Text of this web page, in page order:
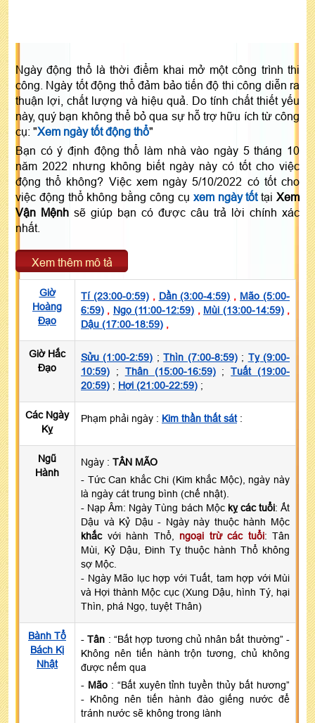
Ngày động thổ là thời điểm khai mở một công trình thi
công. Ngày tốt động thổ đảm bảo tiến độ thi công diễn ra
thuận lợi, chất lượng và hiệu quả. Do tính chất thiết yếu
này, quý bạn không thể bỏ qua sự hỗ trợ hữu ích từ công
cụ: "Xem ngày tốt động thổ"
Bạn có ý định động thổ làm nhà vào ngày 5 tháng 10
năm 2022 nhưng không biết ngày này có tốt cho việc
động thổ không? Việc xem ngày 5/10/2022 có tốt cho
việc động thổ không bằng công cụ xem ngày tốttạiXem
Vận Mệnh sẽ giúp bạn có được câu trả lời chính xác
nhất.
Xem thêm mô tả
Giờ
Hoàng
Đạo
Tí (23:00-0:59), Dần (3:00-4:59) , Mão (5:00-
6:59) , Ngọ (11:00-12:59) , Mùi (13:00-14:59),
Dậu (17:00-18:59) ,
Giờ Hắc
Đạo
Sửu (1:00-2:59) ;Thìn (7:00-8:59); Tỵ (9:00-
10:59) ; Thân (15:00-16:59);Tuất (19:00-
20:59) ; Hợi (21:00-22:59) ;
Các Ngày
Kỵ
Phạm phải ngày : Kim thần thất sát:
Ngũ
Hành
Ngày : TÂN MÃO
- Tức Can khắc Chi (Kim khắc Mộc), ngày này
là ngày cát trung bình (chế nhật).
- Nạp Âm: Ngày Tùng bách Mộc kỵ các tuổi: Ất
Dậu và Kỷ Dậu - Ngày này thuộc hành Mộc
khắcvới hành Thổ, ngoại trừ các tuổi: Tân
Mùi, Kỷ Dậu, Đinh Tỵ thuộc hành Thổ không
sợ Mộc.
- Ngày Mão lục hợp với Tuất, tam hợp với Mùi
và Hợi thành Mộc cục (Xung Dậu, hình Tý, hại
Thìn, phá Ngọ, tuyệt Thân)
Bành Tổ
Bách Kị
Nhật
-Tân : “Bất hợp tương chủ nhân bất thường” -
Không nên tiến hành trộn tương, chủ không
được nếm qua
- Mão: “Bất xuyên tỉnh tuyền thủy bất hương”
- Không nên tiến hành đào giếng nước để
tránh nước sẽ không trong lành